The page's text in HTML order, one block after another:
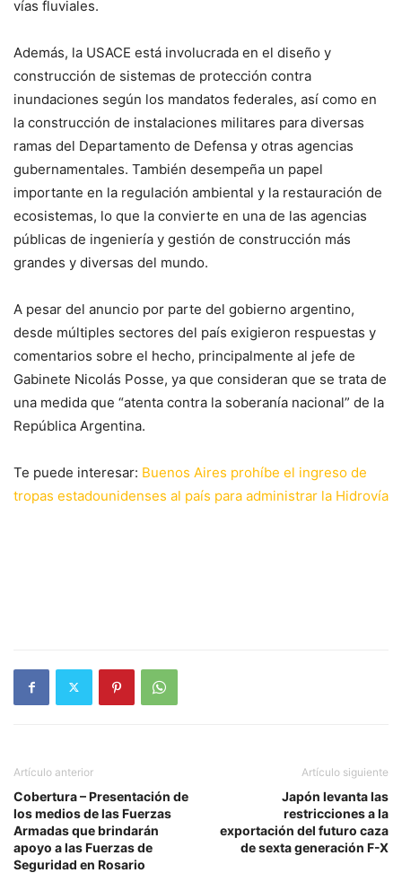
vías fluviales.
Además, la USACE está involucrada en el diseño y
construcción de sistemas de protección contra
inundaciones según los mandatos federales, así como en
la construcción de instalaciones militares para diversas
ramas del Departamento de Defensa y otras agencias
gubernamentales. También desempeña un papel
importante en la regulación ambiental y la restauración de
ecosistemas, lo que la convierte en una de las agencias
públicas de ingeniería y gestión de construcción más
grandes y diversas del mundo.
A pesar del anuncio por parte del gobierno argentino,
desde múltiples sectores del país exigieron respuestas y
comentarios sobre el hecho, principalmente al jefe de
Gabinete Nicolás Posse, ya que consideran que se trata de
una medida que “atenta contra la soberanía nacional” de la
República Argentina.
Te puede interesar: Buenos Aires prohíbe el ingreso de
tropas estadounidenses al país para administrar la Hidrovía
Artículo anterior
Cobertura – Presentación de
los medios de las Fuerzas
Armadas que brindarán
apoyo a las Fuerzas de
Seguridad en Rosario
Artículo siguiente
Japón levanta las
restricciones a la
exportación del futuro caza
de sexta generación F-X